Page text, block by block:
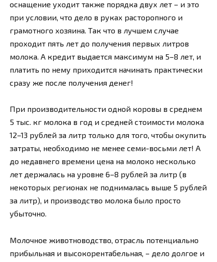
оснащение уходит также порядка двух лет – и это
при условии, что дело в руках расторопного и
грамотного хозяина. Так что в лучшем случае
проходит пять лет до получения первых литров
молока. А кредит выдается максимум на 5–8 лет, и
платить по нему приходится начинать практически
сразу же после получения денег!
При производительности одной коровы в среднем
5 тыс. кг молока в год и средней стоимости молока
12–13 рублей за литр только для того, чтобы окупить
затраты, необходимо не менее семи-восьми лет! А
до недавнего времени цена на молоко несколько
лет держалась на уровне 6–8 рублей за литр (в
некоторых регионах не поднималась выше 5 рублей
за литр), и производство молока было просто
убыточно.
Молочное животноводство, отрасль потенциально
прибыльная и высокорентабельная, – дело долгое и